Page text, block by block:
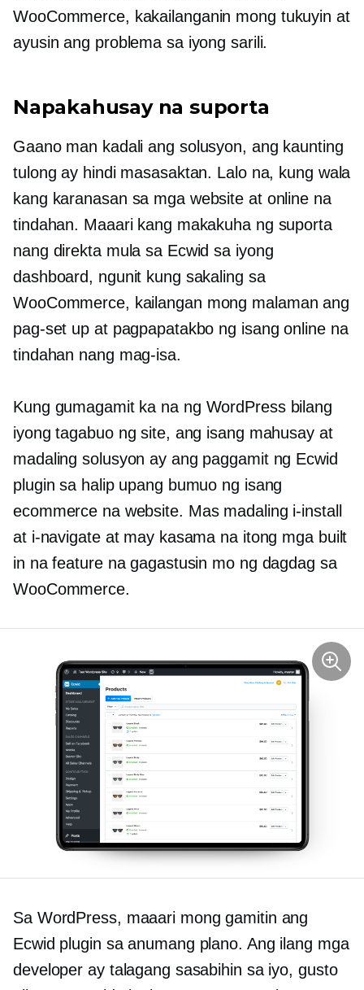
WooCommerce, kakailanganin mong tukuyin at
ayusin ang problema sa iyong sarili.
Napakahusay na suporta
Gaano man kadali ang solusyon, ang kaunting
tulong ay hindi masasaktan. Lalo na, kung wala
kang karanasan sa mga website at online na
tindahan. Maaari kang makakuha ng suporta
nang direkta mula sa Ecwid sa iyong
dashboard, ngunit kung sakaling sa
WooCommerce, kailangan mong malaman ang
pag-set up at pagpapatakbo ng isang online na
tindahan nang mag-isa.
Kung gumagamit ka na ng WordPress bilang
iyong tagabuo ng site, ang isang mahusay at
madaling solusyon ay ang paggamit ng Ecwid
plugin sa halip upang bumuo ng isang
ecommerce na website. Mas madaling i-install
at i-navigate at may kasama na itong mga built
in na feature na gagastusin mo ng dagdag sa
WooCommerce.
Sa WordPress, maaari mong gamitin ang
Ecwid plugin sa anumang plano. Ang ilang mga
developer ay talagang sasabihin sa iyo, gusto